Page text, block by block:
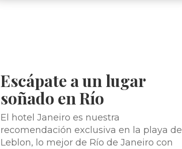
Escápate a un lugar
soñado en Río
El hotel Janeiro es nuestra
recomendación exclusiva en la playa de
Leblon, lo mejor de Río de Janeiro con